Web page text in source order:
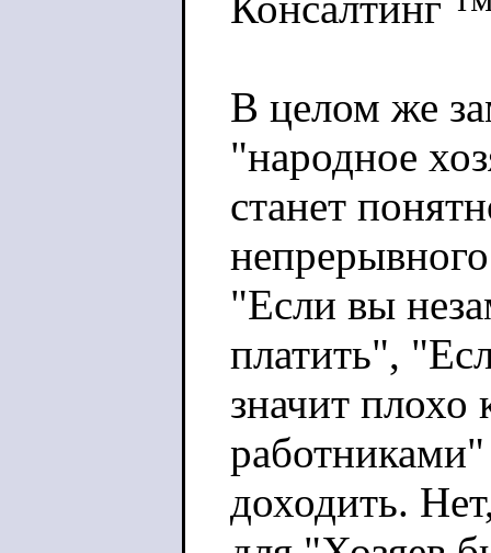
В целом же
"народное
станет
"Если вы
платить",
значит плохо
доходить.